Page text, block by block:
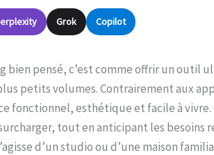
Grok Copilot
bien pensé, c’est comme offrir un
petits volumes. Contrairement aux
fonctionnel, esthétique et facile à
tout en anticipant les besoins
d’un studio ou d’une maison